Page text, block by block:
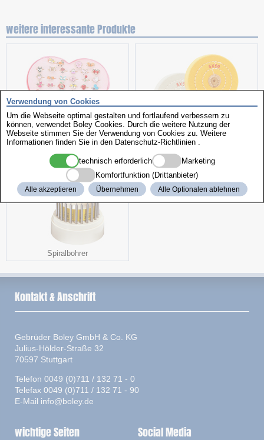
weitere interessante Produkte
Aktionspaket Polierscheiben
Spiralbohrer
Verwendung von Cookies
Um die Webseite optimal gestalten und fortlaufend verbessern zu
können, verwendet Boley Cookies. Durch die weitere Nutzung der
Webseite stimmen Sie der Verwendung von Cookies zu. Weitere
Informationen finden Sie in den Datenschutz-Richtlinien
technisch erforderlich
Marketing
Komfortfunktion (Drittanbieter)
Alle akzeptieren Übernehmen Alle Optionalen ablehnen
Kontakt & Anschrift
Gebrüder Boley GmbH & Co. KG
Julius-Hölder-Straße 32
70597 Stuttgart
Telefon 0049 (0)711 / 132 71 - 0
Telefax 0049 (0)711 / 132 71 - 90
E-Mail info@boley.de
wichtige Seiten Social Media